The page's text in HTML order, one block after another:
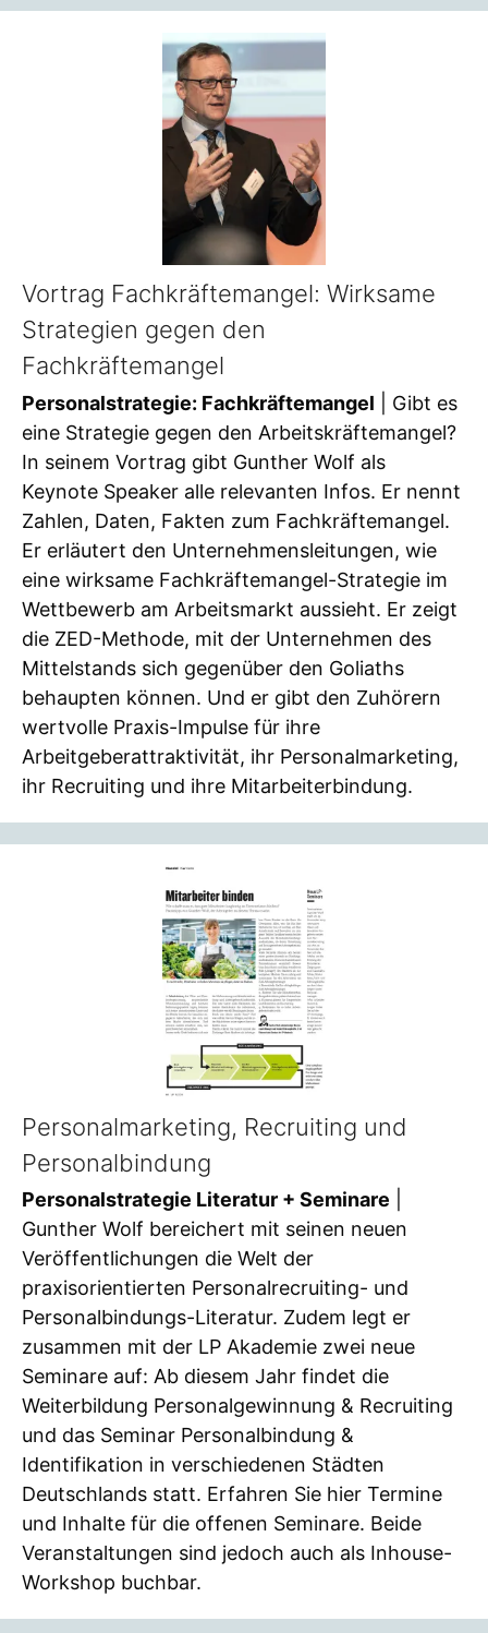
Vortrag Fachkräftemangel: Wirksame
Strategien gegen den
Fachkräftemangel
Personalstrategie: Fachkräftemangel | Gibt es
eine Strategie gegen den Arbeitskräftemangel?
In seinem Vortrag gibt Gunther Wolf als
Keynote Speaker alle relevanten Infos. Er nennt
Zahlen, Daten, Fakten zum Fachkräftemangel.
Er erläutert den Unternehmensleitungen, wie
eine wirksame Fachkräftemangel-Strategie im
Wettbewerb am Arbeitsmarkt aussieht. Er zeigt
die ZED-Methode, mit der Unternehmen des
Mittelstands sich gegenüber den Goliaths
behaupten können. Und er gibt den Zuhörern
wertvolle Praxis-Impulse für ihre
Arbeitgeberattraktivität, ihr Personalmarketing,
ihr Recruiting und ihre Mitarbeiterbindung.
Personalmarketing, Recruiting und
Personalbindung
Personalstrategie Literatur + Seminare
Gunther Wolf bereichert mit seinen neuen
Veröffentlichungen die Welt der
praxisorientierten Personalrecruiting- und
Personalbindungs-Literatur. Zudem legt er
zusammen mit der LP Akademie zwei neue
Seminare auf: Ab diesem Jahr findet die
Weiterbildung Personalgewinnung & Recruiting
und das Seminar Personalbindung &
Identifikation in verschiedenen Städten
Deutschlands statt. Erfahren Sie hier Termine
und Inhalte für die offenen Seminare. Beide
Veranstaltungen sind jedoch auch als Inhouse-
Workshop buchbar.